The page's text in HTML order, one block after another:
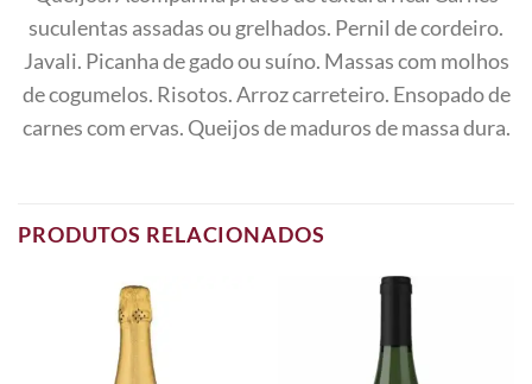
suculentas assadas ou grelhados. Pernil de cordeiro.
Javali. Picanha de gado ou suíno. Massas com molhos
de cogumelos. Risotos. Arroz carreteiro. Ensopado de
carnes com ervas. Queijos de maduros de massa dura.
PRODUTOS RELACIONADOS